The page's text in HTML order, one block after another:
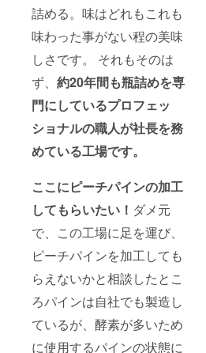
詰める。味はどれもこれも
味わった事がない程の美味
しさです。 それもそのは
ず、 約20年間も瓶詰めを専
門にしているプロフェッ
ショナルの職人が社長を務
めている工場です。
ここにピーチパインの加工
してもらいたい！ ダメ元
で、この工場に足を運び、
ピーチパインを加工しても
らえないかと相談したとこ
ろパインは自社でも製造し
ているが、酵素が多いため
に使用するパインの状態に